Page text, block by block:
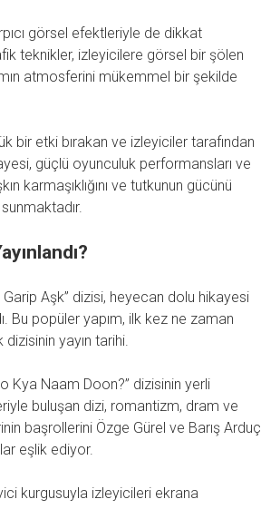
görsel efektleriyle de dikkat
teknikler, izleyicilere görsel bir şölen
atmosferini mükemmel bir şekilde
bir etki bırakan ve izleyiciler tarafından
güçlü oyunculuk performansları ve
karmaşıklığını ve tutkunun gücünü
Aşk” dizisi, heyecan dolu hikayesi
Bu popüler yapım, ilk kez ne zaman
yayın tarihi.
Kya Naam Doon?” dizisinin yerli
buluşan dizi, romantizm, dram ve
başrollerini Özge Gürel ve Barış Arduç
eşlik ediyor.
kurgusuyla izleyicileri ekrana